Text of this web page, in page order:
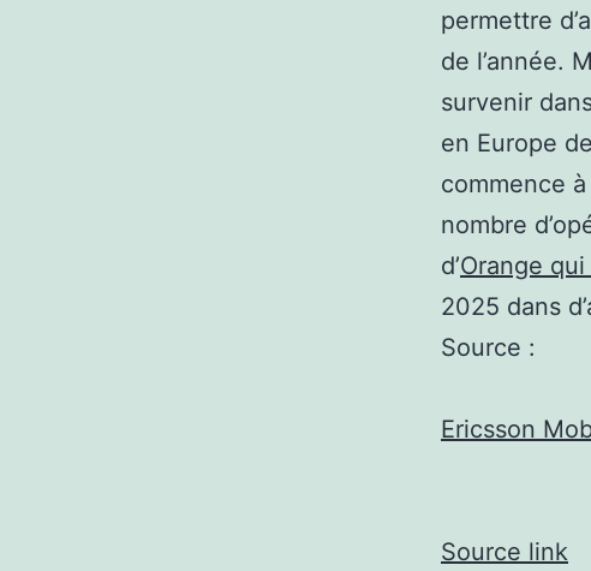
permettre
de l’année.
survenir
en Europe
commence
nombre
d’Orange
2025 dans
Source :
Ericsson
Source link